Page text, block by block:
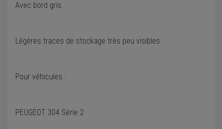
Avec bord gris.
Légères traces de stockage très peu visibles.
Pour véhicules :
PEUGEOT 304 Série 2